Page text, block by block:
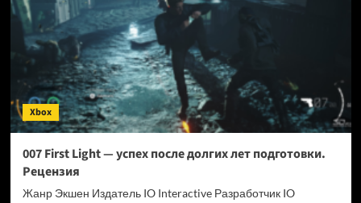
обходить
антибот-
защиту
—
и
грузит
страницы
в
шесть
быстрее
Xbox
007 First Light — успех после долгих лет подготовки.
Рецензия
Жанр Экшен Издатель IO Interactive Разработчик IO